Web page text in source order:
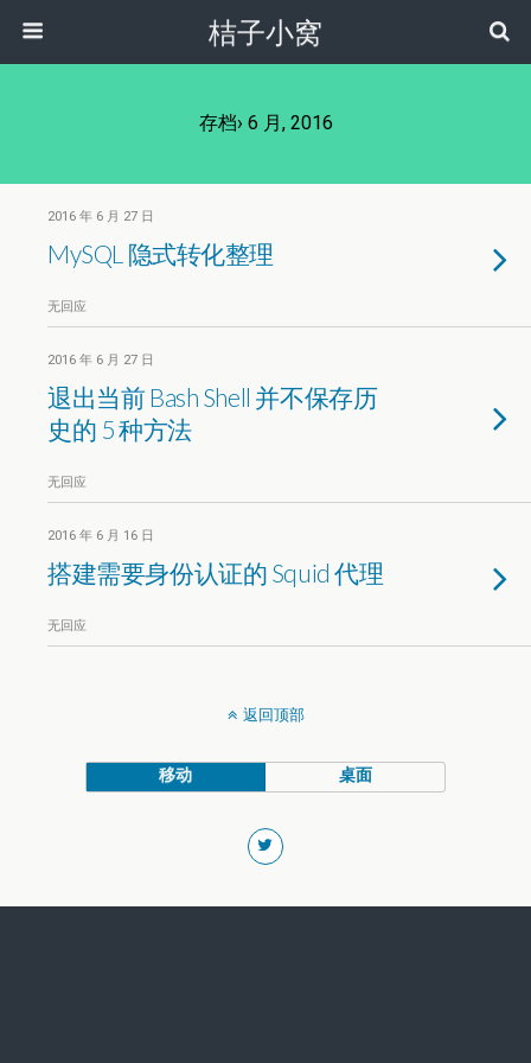
桔子小窝
存档› 6 月, 2016
2016 年 6 月 27 日
MySQL 隐式转化整理
无回应
2016 年 6 月 27 日
退出当前 Bash Shell 并不保存历
史的 5 种方法
无回应
2016 年 6 月 16 日
搭建需要身份认证的 Squid 代理
无回应
返回顶部
移动 桌面